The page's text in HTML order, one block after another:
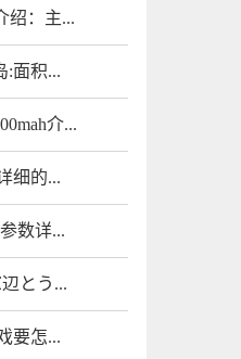
绍：主...
:面积...
介...
细的...
数详...
とう...
要怎...